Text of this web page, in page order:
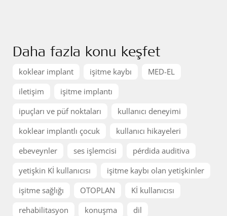
Daha fazla konu keşfet
koklear implant işitme kaybı
MED-EL
iletişim
işitme implantı
ipuçları ve püf noktaları
kullanıcı deneyimi
koklear implantlı çocuk
kullanıcı hikayeleri
ebeveynler
ses işlemcisi
pérdida auditiva
yetişkin Kİ kullanıcısı
işitme kaybı olan yetişkinler
işitme sağlığı
OTOPLAN
Kİ kullanıcısı
rehabilitasyon
konuşma
dil